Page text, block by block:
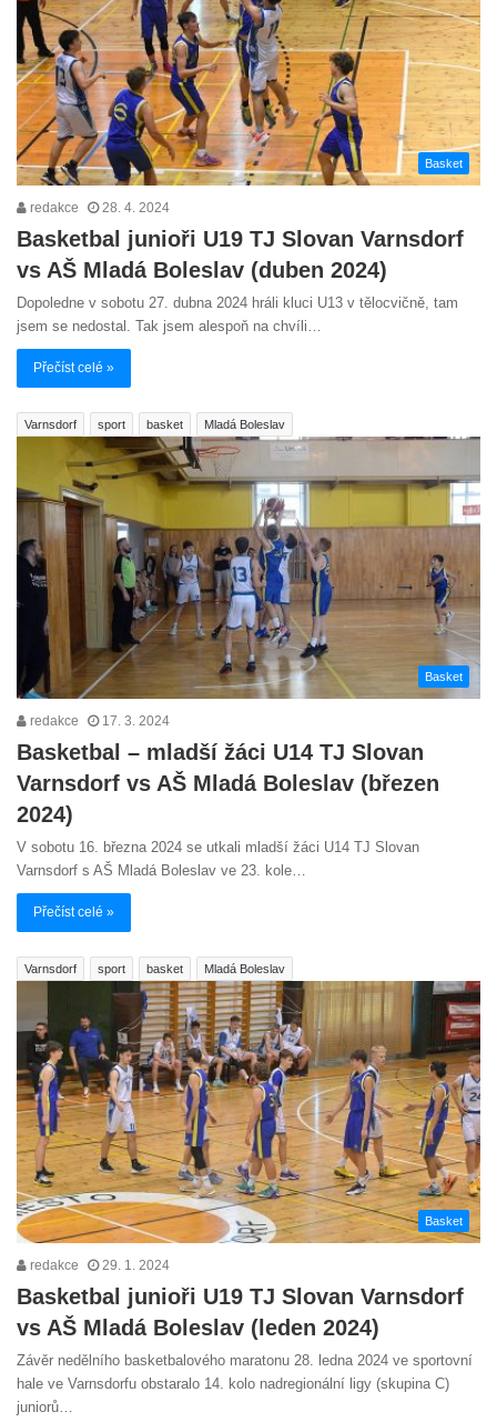
Basket
redakce 28. 4. 2024
Basketbal junioři U19 TJ Slovan Varnsdorf
vs AŠ Mladá Boleslav (duben 2024)
Dopoledne v sobotu 27. dubna 2024 hráli kluci U13 v tělocvičně, tam
jsem se nedostal. Tak jsem alespoň na chvíli…
Přečíst celé »
Varnsdorf sport basket Mladá Boleslav
Basket
redakce 17. 3. 2024
Basketbal – mladší žáci U14 TJ Slovan
Varnsdorf vs AŠ Mladá Boleslav (březen
2024)
V sobotu 16. března 2024 se utkali mladší žáci U14 TJ Slovan
Varnsdorf s AŠ Mladá Boleslav ve 23. kole…
Přečíst celé »
Varnsdorf sport basket Mladá Boleslav
Basket
redakce 29. 1. 2024
Basketbal junioři U19 TJ Slovan Varnsdorf
vs AŠ Mladá Boleslav (leden 2024)
Závěr nedělního basketbalového maratonu 28. ledna 2024 ve sportovní
hale ve Varnsdorfu obstaralo 14. kolo nadregionální ligy (skupina C)
juniorů…